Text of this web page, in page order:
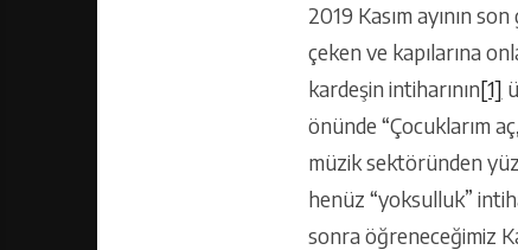
2019 Kasım ayının
çeken ve kapılarına
kardeşin intiharının[1]
önünde “Çocuklarım
müzik sektöründen
henüz “yoksulluk”
sonra öğreneceğimiz